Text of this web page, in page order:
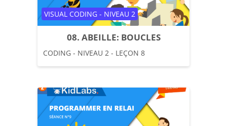
08. ABEILLE: BOUCLES
Catégorie de cours
VISUAL CODING - NIVEAU 2
CODING - NIVEAU 2 - LEÇON 8